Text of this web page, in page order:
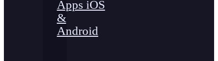
Apps iOS
&
Android